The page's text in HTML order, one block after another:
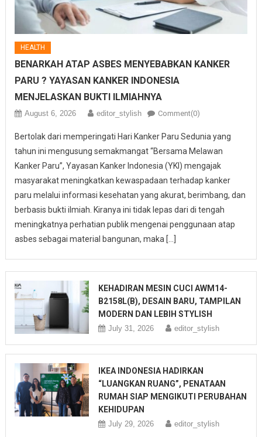
HEALTH
BENARKAH ATAP ASBES MENYEBABKAN KANKER
PARU ? YAYASAN KANKER INDONESIA
MENJELASKAN BUKTI ILMIAHNYA
August 6, 2026 editor_stylish Comment(0)
Bertolak dari memperingati Hari Kanker Paru Sedunia yang
tahun ini mengusung semakmangat “Bersama Melawan
Kanker Paru”, Yayasan Kanker Indonesia (YKI) mengajak
masyarakat meningkatkan kewaspadaan terhadap kanker
paru melalui informasi kesehatan yang akurat, berimbang, dan
berbasis bukti ilmiah. Kiranya ini tidak lepas dari di tengah
meningkatnya perhatian publik mengenai penggunaan atap
asbes sebagai material bangunan, maka […]
KEHADIRAN MESIN CUCI AWM14-
B2158L(B), DESAIN BARU, TAMPILAN
MODERN DAN LEBIH STYLISH
July 31, 2026 editor_stylish
IKEA INDONESIA HADIRKAN
“LUANGKAN RUANG”, PENATAAN
RUMAH SIAP MENGIKUTI PERUBAHAN
KEHIDUPAN
July 29, 2026 editor_stylish